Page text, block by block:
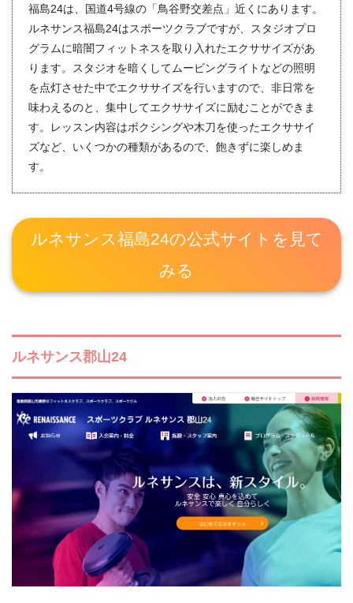
福島24は、国道4号線の「鳥谷野交差点」近くにあります。
ルネサンス福島24はスポーツクラブですが、スタジオプロ
グラムに暗闇フィットネスを取り入れたエクササイズがあ
ります。スタジオを暗くしてムービングライトなどの照明
を点灯させた中でエクササイズを行いますので、非日常を
味わえるのと、集中してエクササイズに励むことができま
す。レッスン内容はボクシングや木刀を使ったエクササイ
ズなど、いくつかの種類があるので、飽きずに楽しめま
す。
ルネサンス福島24の公式サイトを見て
みる
ルネサンス郡山24